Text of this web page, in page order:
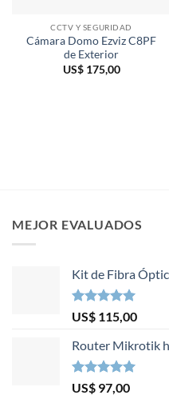
CCTV Y SEGURIDAD
Cámara Domo Ezviz C8PF
de Exterior
US$175,00
MEJOR EVALUADOS
Kit de Fibra
Valorado en
5.00
de 5
US$ 115,00
Router Mikrotik
Valorado en
US$ 97,00